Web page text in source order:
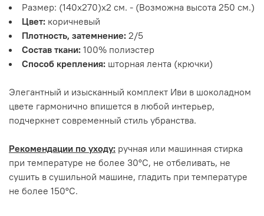
Размер: (140х270)х2 см. - (Возможна высота 250 см.)
Цвет: коричневый
Плотность, затемнение: 2/5
Состав ткани: 100% полиэстер
Способ крепления: шторная лента (крючки)
Элегантный и изысканный комплект Иви в шоколадном
цвете гармонично впишется в любой интерьер,
подчеркнет современный стиль убранства.
Рекомендации по уходу: ручная или машинная стирка
при температуре не более 30°С, не отбеливать, не
сушить в сушильной машине, гладить при температуре
не более 150°С.